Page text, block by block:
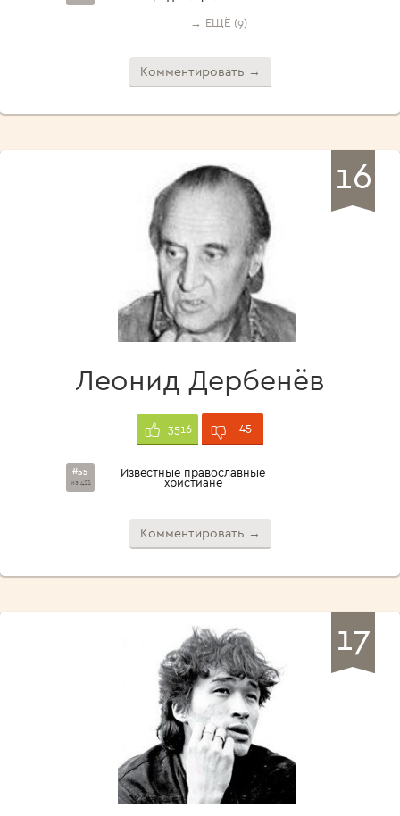
→ ЕЩЁ (9)
Комментировать →
16
Леонид Дербенёв
3516 45
#55
из 421
Известные православные
христиане
Комментировать →
17